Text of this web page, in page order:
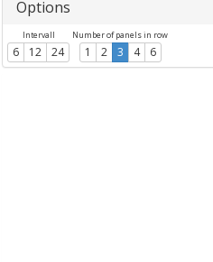
Options
Intervall
6 12 24
Number of panels in row
1 2 3 4 6